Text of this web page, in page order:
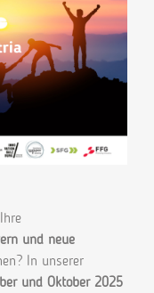
und neue
In unserer
und Oktober 2025